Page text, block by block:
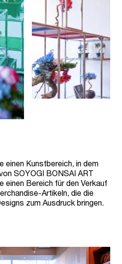
einen Kunstbereich, in dem
SOYOGI BONSAI ART
einen Bereich für den Verkauf
Artikeln, die die
zum Ausdruck bringen.